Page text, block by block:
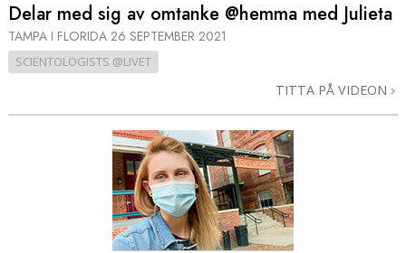
Delar med sig av omtanke @hemma med Julieta
TAMPA I FLORIDA 26 SEPTEMBER 2021
SCIENTOLOGISTS @LIVET
TITTA PÅ VIDEON